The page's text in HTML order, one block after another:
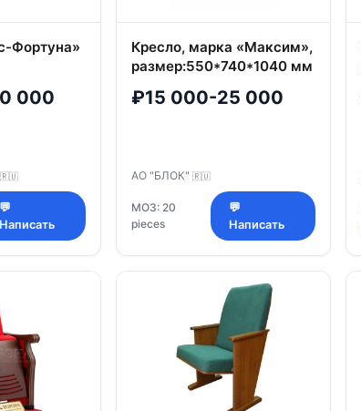
Фортуна»
000
🇷🇺
💬
Написать
Кресло, марка «Максим»,
размер:550*740*1040 мм
подушки сиденья 130 мм
₽15 000-25 000
АО "БЛОК" 🇷🇺
МОЗ: 20
pieces
💬
Написать